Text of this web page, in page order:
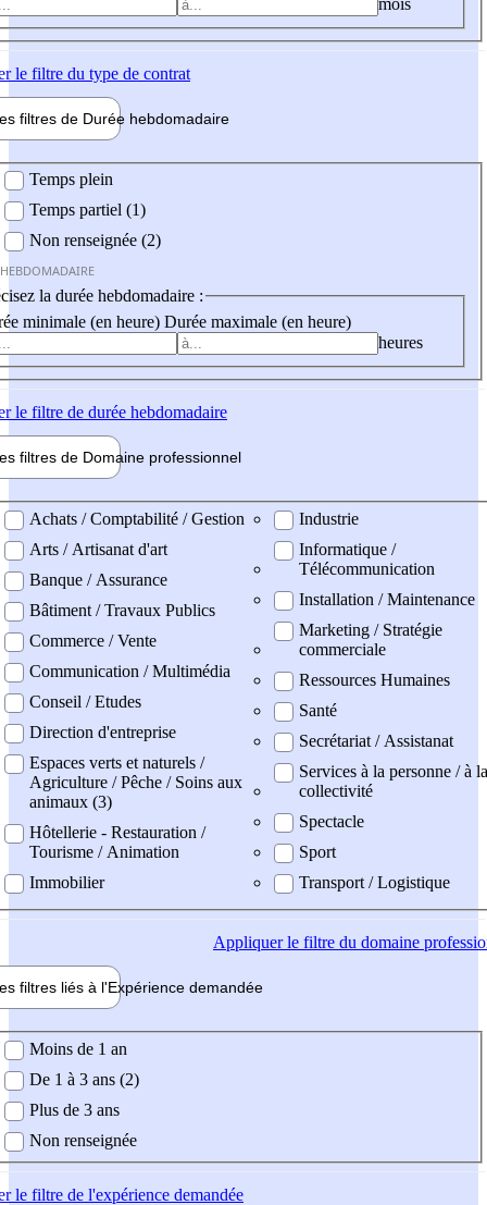
le filtre du type de contrat
filtres de Durée hebdomadaire
Temps plein
Temps partiel (1)
Non renseignée (2)
la durée hebdomadaire :
minimale (en heure) Durée maximale (en heure)
heures
le filtre de durée hebdomadaire
filtres de Domaine professionnel
professionel
Achats / Comptabilité / Gestion
Arts / Artisanat d'art
Banque / Assurance
Bâtiment / Travaux Publics
Commerce / Vente
Communication / Multimédia
Conseil / Etudes
Direction d'entreprise
Espaces verts et naturels /
Agriculture / Pêche / Soins aux
animaux (3)
Hôtellerie - Restauration /
Tourisme / Animation
Immobilier
Industrie
Informatique /
Télécommunication
Installation / Maintenance
Marketing / Stratégie
commerciale
Ressources Humaines
Santé
Secrétariat / Assistanat
Services à la personne / à la
collectivité
Spectacle
Sport
Transport / Logistique
Appliquerle filtre du domaine
filtres liés à l'Expérience demandée
demandée
Moins de 1 an
De 1 à 3 ans (2)
Plus de 3 ans
Non renseignée
le filtre de l'expérience demandée